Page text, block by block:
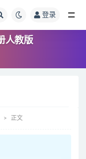
登录
人教版
正文